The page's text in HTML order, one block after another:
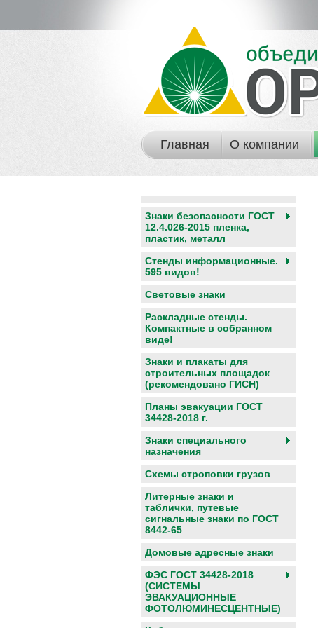
Главная О компании
Знаки безопасности ГОСТ
12.4.026-2015 пленка,
пластик, металл
Стенды информационные.
595 видов!
Световые знаки
Раскладные стенды.
Компактные в собранном
виде!
Знаки и плакаты для
строительных площадок
(рекомендовано ГИСН)
Планы эвакуации ГОСТ
34428-2018 г.
Знаки специального
назначения
Схемы строповки грузов
Литерные знаки и
таблички, путевые
сигнальные знаки по ГОСТ
8442-65
Домовые адресные знаки
ФЭС ГОСТ 34428-2018
(СИСТЕМЫ
ЭВАКУАЦИОННЫЕ
ФОТОЛЮМИНЕСЦЕНТНЫЕ)